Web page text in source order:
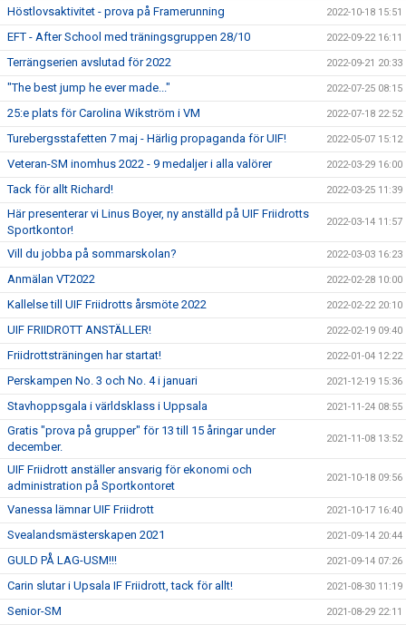
Höstlovsaktivitet - prova på Framerunning 2022-10-18 15:51
EFT - After School med träningsgruppen 28/10 2022-09-22 16:11
Terrängserien avslutad för 2022 2022-09-21 20:33
"The best jump he ever made..." 2022-07-25 08:15
25:e plats för Carolina Wikström i VM 2022-07-18 22:52
Turebergsstafetten 7 maj - Härlig propaganda för UIF! 2022-05-07 15:12
Veteran-SM inomhus 2022 - 9 medaljer i alla valörer 2022-03-29 16:00
Tack för allt Richard! 2022-03-25 11:39
Här presenterar vi Linus Boyer, ny anställd på UIF Friidrotts
Sportkontor!
2022-03-14 11:57
Vill du jobba på sommarskolan? 2022-03-03 16:23
Anmälan VT2022 2022-02-28 10:00
Kallelse till UIF Friidrotts årsmöte 2022 2022-02-22 20:10
UIF FRIIDROTT ANSTÄLLER! 2022-02-19 09:40
Friidrottsträningen har startat! 2022-01-04 12:22
Perskampen No. 3 och No. 4 i januari 2021-12-19 15:36
Stavhoppsgala i världsklass i Uppsala 2021-11-24 08:55
Gratis "prova på grupper" för 13 till 15 åringar under
december.
2021-11-08 13:52
UIF Friidrott anställer ansvarig för ekonomi och
administration på Sportkontoret
2021-10-18 09:56
Vanessa lämnar UIF Friidrott 2021-10-17 16:40
Svealandsmästerskapen 2021 2021-09-14 20:44
GULD PÅ LAG-USM!!! 2021-09-14 07:26
Carin slutar i Upsala IF Friidrott, tack för allt! 2021-08-30 11:19
Senior-SM 2021-08-29 22:11